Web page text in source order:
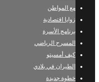
مع المواطن
زوايا اقتصادية
برنامج الأسرة
المسرح الرياضي
كيف أمسيتو
الطيران في بلادي
خطوة جديدة